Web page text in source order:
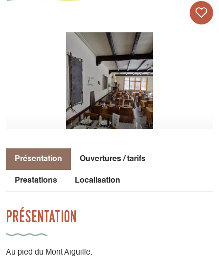
Présentation Ouvertures / tarifs
Prestations Localisation
Présentation
Au pied du Mont Aiguille.